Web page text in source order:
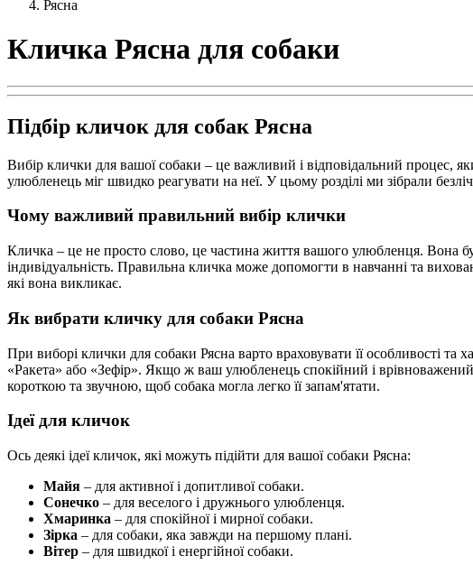
Рясна
Кличка Рясна для собаки
Підбір кличок для собак Рясна
Вибір клички для вашої собаки – це важливий і відповідальний процес,
улюбленець міг швидко реагувати на неї. У цьому розділі ми зібрали
Чому важливий правильний вибір клички
Кличка – це не просто слово, це частина життя вашого улюбленця. Вона
індивідуальність. Правильна кличка може допомогти в навчанні та
які вона викликає.
Як вибрати кличку для собаки Рясна
При виборі клички для собаки Рясна варто враховувати її особливості
«Ракета» або «Зефір». Якщо ж ваш улюбленець спокійний і
короткою та звучною, щоб собака могла легко її запам'ятати.
Ідеї для кличок
Ось деякі ідеї кличок, які можуть підійти для вашої собаки Рясна:
Майя – для активної і допитливої собаки.
Сонечко – для веселого і дружнього улюбленця.
Хмаринка – для спокійної і мирної собаки.
Зірка – для собаки, яка завжди на першому плані.
Вітер – для швидкої і енергійної собаки.